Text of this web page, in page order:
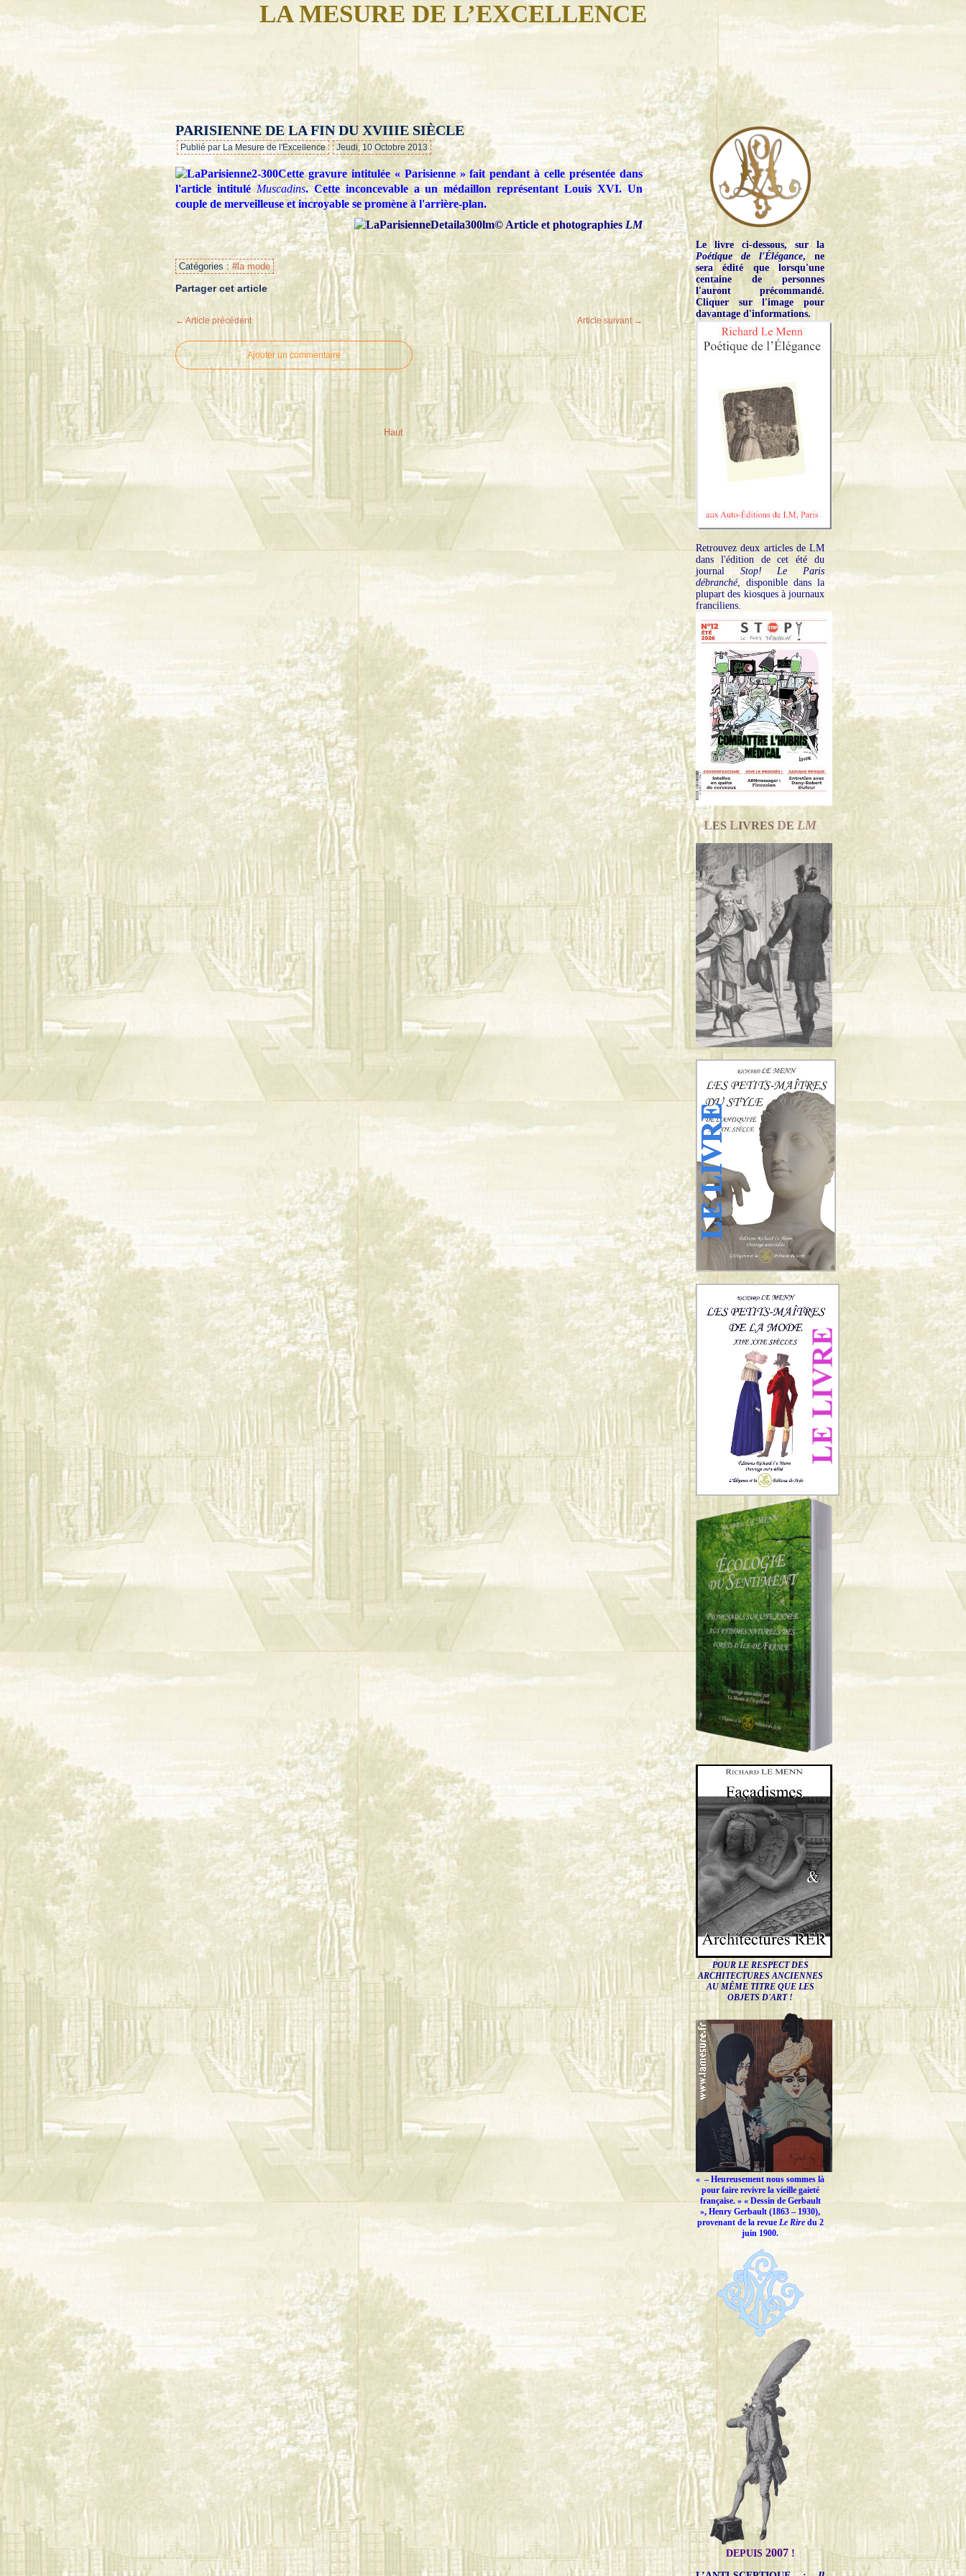
LA MESURE DE L’EXCELLENCE
…
PARISIENNE DE LA FIN DU XVIIIE SIÈCLE
Publié par La Mesure de l'Excellence Jeudi, 10 Octobre 2013
Cette gravure intitulée « Parisienne » fait pendant à celle présentée dans
l'article intitulé Muscadins. Cette inconcevable a un médaillon représentant Louis XVI. Un
couple de merveilleuse et incroyable se promène à l'arrière-plan.
© Article et photographiesLM
Catégories : #la mode
Partager cet article
← Article précédent Article suivant →
Ajouter un commentaire
Haut
Le livre ci-dessous, sur la
Poétique de l'Élégance, ne
sera édité que lorsqu'une
centaine de personnes
l'auront précommandé.
Cliquer sur l'image pour
davantage d'informations.
Retrouvez deux articles de LM
dans l'édition de cet été du
journal Stop! Le Paris
débranché, disponible dans la
plupart des kiosques à journaux
franciliens.
LES LIVRESDE LM
POUR LE RESPECT DES
ARCHITECTURES ANCIENNES
AU MÊME TITRE QUE LES
OBJETS D'ART !
« – Heureusement nous sommes là
pour faire revivre la vieille gaieté
française.» « Dessin de Gerbault
», Henry Gerbault (1863 – 1930),
provenant de la revue Le Riredu 2
juin 1900.
DEPUIS 2007!